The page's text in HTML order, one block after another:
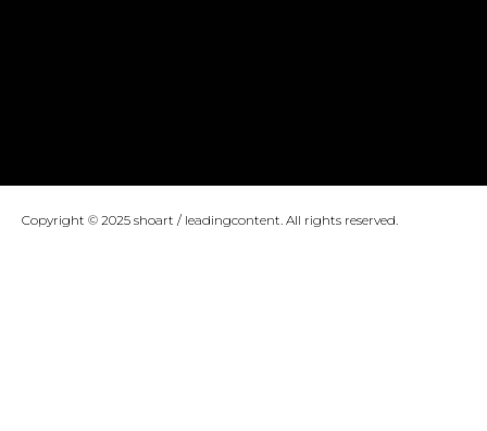
Copyright © 2025 shoart / leadingcontent. All rights reserved.